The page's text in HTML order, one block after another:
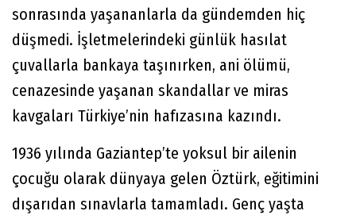
sonrasında yaşananlarla da gündemden hiç
düşmedi. İşletmelerindeki günlük hasılat
çuvallarla bankaya taşınırken, ani ölümü,
cenazesinde yaşanan skandallar ve miras
kavgaları Türkiye’nin hafızasına kazındı.
1936 yılında Gaziantep’te yoksul bir ailenin
çocuğu olarak dünyaya gelen Öztürk, eğitimini
dışarıdan sınavlarla tamamladı. Genç yaşta